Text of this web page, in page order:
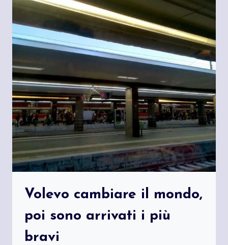
Volevo cambiare il mondo,
poi sono arrivati i più
bravi